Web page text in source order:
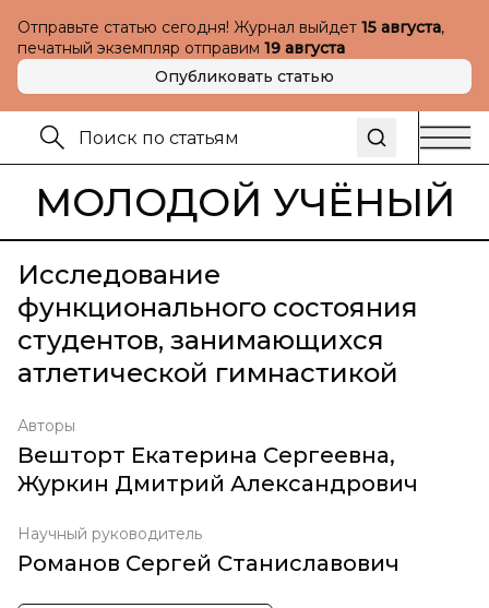
Отправьте статью сегодня! Журнал выйдет 15 августа,
печатный экземпляр отправим 19 августа
Опубликовать статью
МОЛОДОЙ УЧЁНЫЙ
Исследование
функционального состояния
студентов, занимающихся
атлетической гимнастикой
Авторы
Вешторт Екатерина Сергеевна,
Журкин Дмитрий Александрович
Научный руководитель
Романов Сергей Станиславович